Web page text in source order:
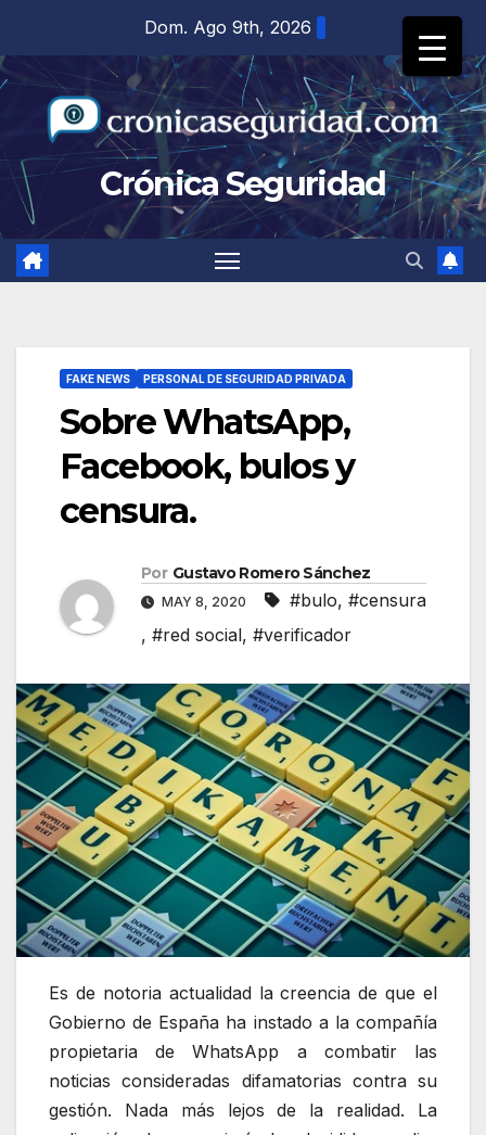
contenido
Dom. Ago 9th, 2026
Crónica Seguridad
FAKE NEWS PERSONAL DE SEGURIDAD PRIVADA
Sobre WhatsApp,
Facebook, bulos y
censura.
Por Gustavo Romero Sánchez
MAY 8, 2020 #bulo, #censura
, #red social, #verificador
Es de notoria actualidad la creencia de que el
Gobierno de España ha instado a la compañía
propietaria de WhatsApp a combatir las
noticias consideradas difamatorias contra su
gestión. Nada más lejos de la realidad. La